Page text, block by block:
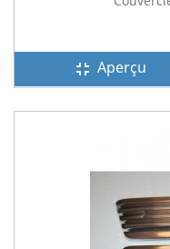
fullscreen_exit Aperçu